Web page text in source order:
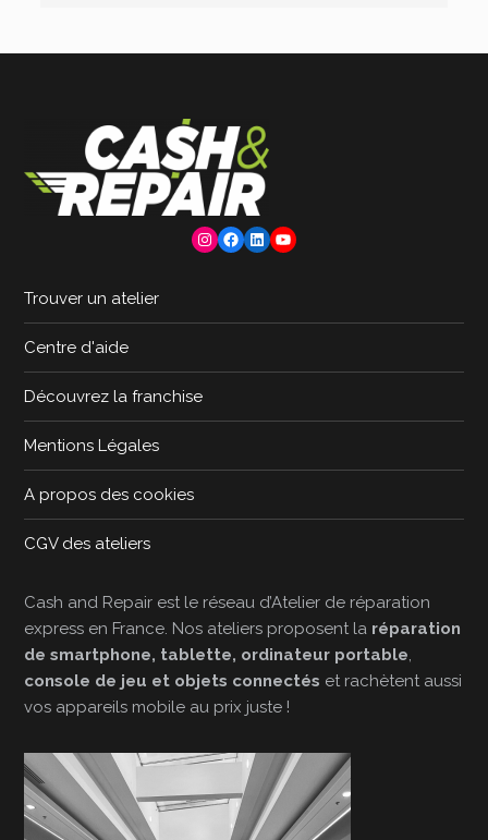
Instagram
Facebook
LinkedInYouTube
Trouver un atelier
Centre d'aide
Découvrez la franchise
Mentions Légales
A propos des cookies
CGV des ateliers
Cash and Repair est le réseau d’Atelier de réparation
express en France. Nos ateliers proposent la réparation
de smartphone, tablette, ordinateur portable
console de jeu et objets connectés et rachètent aussi
vos appareils mobile au prix juste !